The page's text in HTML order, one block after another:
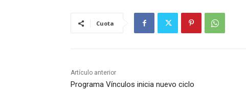
Cuota
Artículo anterior
Programa Vínculos inicia nuevo ciclo